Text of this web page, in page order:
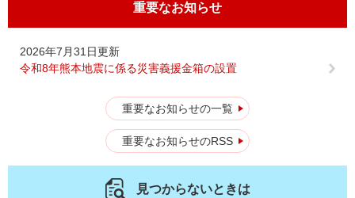
重要なお知らせ
2026年7月31日更新
令和8年熊本地震に係る災害義援金箱の設置
重要なお知らせの一覧
重要なお知らせのRSS
見つからないときは